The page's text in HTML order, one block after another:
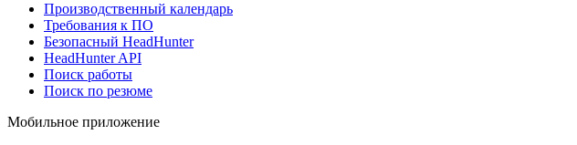
Производственный календарь
Требования к ПО
Безопасный HeadHunter
HeadHunter API
Поиск работы
Поиск по резюме
Мобильное приложение